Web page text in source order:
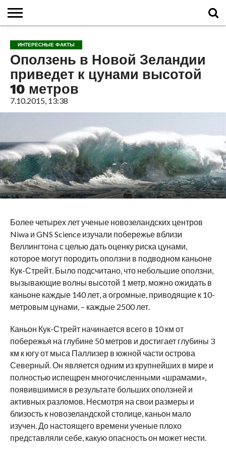
О
ВУЛКАНАХ
ВУЛКАНЫ
МИРА
КАЛЬДЕРЫ
НОВОСТИ
ФАКТЫ
ИСТОРИЯ
МОНИТОРИНГ
ВИДЕО
ТУРИСТАМ
О
САЙТЕ
КАРТА
САЙТА
КОНТАКТЫ
ИНТЕРЕСНЫЕ ФАКТЫ
Оползень в Новой Зеландии
приведет к цунами высотой
10 метров
7.10.2015, 13:38
Более четырех лет ученые новозеландских центров
Niwa и GNS Science изучали побережье вблизи
Веллингтона с целью дать оценку риска цунами,
которое могут породить оползни в подводном каньоне
Кук-Стрейт. Было подсчитано, что небольшие оползни,
вызывающие волны высотой 1 метр, можно ожидать в
каньоне каждые 140 лет, а огромные, приводящие к 10-
метровым цунами, – каждые 2500 лет.
Каньон Кук-Стрейт начинается всего в 10 км от
побережья на глубине 50 метров и достигает глубины 3
км к югу от мыса Паллизер в южной части острова
Северный. Он является одним из крупнейших в мире и
полностью испещрен многочисленными «шрамами»,
появившимися в результате больших оползней и
активных разломов. Несмотря на свои размеры и
близость к новозеландской столице, каньон мало
изучен. До настоящего времени ученые плохо
представляли себе, какую опасность он может нести.